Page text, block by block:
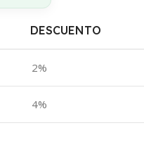
DESCUENTO
2%
4%